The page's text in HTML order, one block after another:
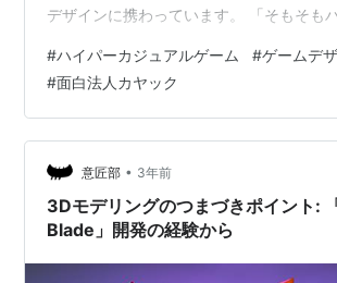
デザインに携わっています。 「そもそも
designblog.kayac.com 上記の記事にもあ
ったデザインはデータで思いっきり評価」
イパーカジュアルゲームという場です。
インを実際のユーザーに出し分け（A/Bテ
ザインごとにダウンロード数、プレイ時間
測ることができます。 結…
#ハイパーカジュアルゲーム #ゲームデ
#面白法人カヤック
意匠部 • 3年前
3Dモデリングのつまづきポイント:
Blade」開発の経験から